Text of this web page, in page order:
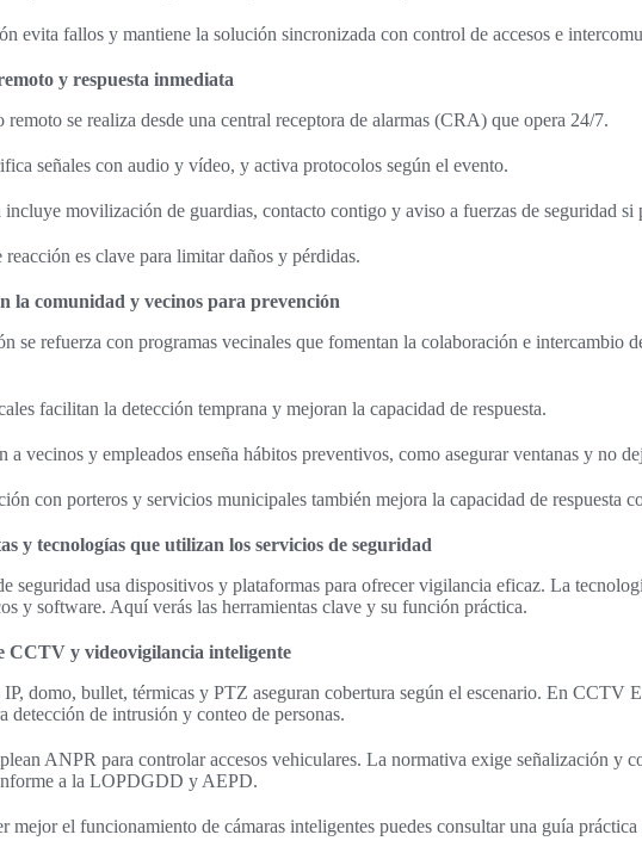
evita fallos y mantiene la solución sincronizada con control de accesos e
y respuesta inmediata
remoto se realiza desde una central receptora de alarmas (CRA) que opera 24/7.
señales con audio y vídeo, y activa protocolos según el evento.
incluye movilización de guardias, contacto contigo y aviso a fuerzas de seguridad si
es clave para limitar daños y pérdidas.
la comunidad y vecinos para prevención
se refuerza con programas vecinales que fomentan la colaboración e intercambio
facilitan la detección temprana y mejoran la capacidad de respuesta.
a vecinos y empleados enseña hábitos preventivos, como asegurar ventanas y no
con porteros y servicios municipales también mejora la capacidad de respuesta
y tecnologías que utilizan los servicios de seguridad
seguridad usa dispositivos y plataformas para ofrecer vigilancia eficaz. La
y software. Aquí verás las herramientas clave y su función práctica.
CCTV y videovigilancia inteligente
IP, domo, bullet, térmicas y PTZ aseguran cobertura según el escenario. En CCTV
detección de intrusión y conteo de personas.
ANPR para controlar accesos vehiculares. La normativa exige señalización y
a la LOPDGDD y AEPD.
mejor el funcionamiento de cámaras inteligentes puedes consultar una guía práctica